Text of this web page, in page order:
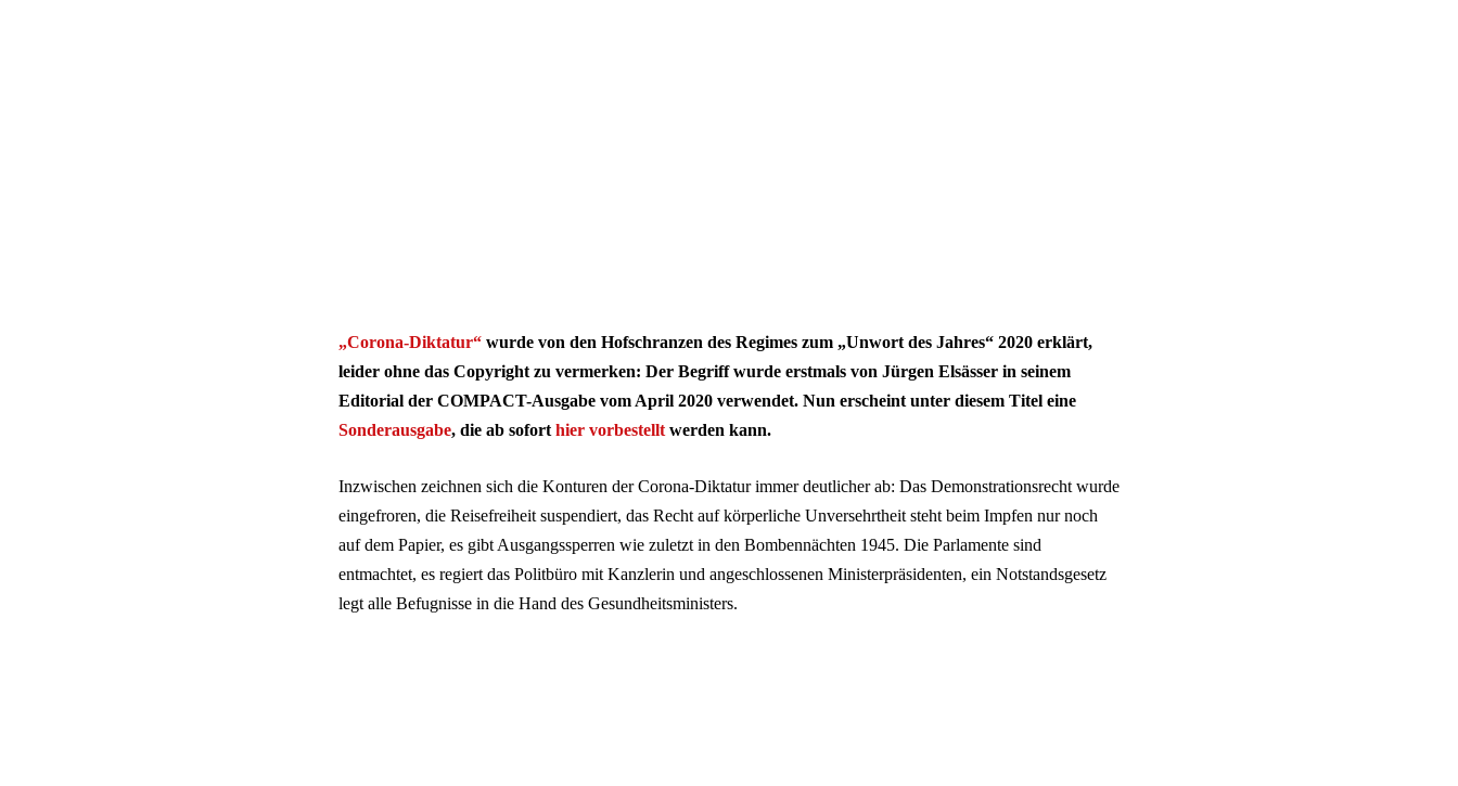
„Corona-Diktatur“ wurde von den Hofschranzen des Regimes zum „Unwort des Jahres“ 2020 erklärt,
leider ohne das Copyright zu vermerken: Der Begriff wurde erstmals von Jürgen Elsässer in seinem
Editorial der COMPACT-Ausgabe vom April 2020 verwendet. Nun erscheint unter diesem Titel eine
Sonderausgabe, die ab sofort hier vorbestellt werden kann.
Inzwischen zeichnen sich die Konturen der Corona-Diktatur immer deutlicher ab: Das Demonstrationsrecht wurde
eingefroren, die Reisefreiheit suspendiert, das Recht auf körperliche Unversehrtheit steht beim Impfen nur noch
auf dem Papier, es gibt Ausgangssperren wie zuletzt in den Bombennächten 1945. Die Parlamente sind
entmachtet, es regiert das Politbüro mit Kanzlerin und angeschlossenen Ministerpräsidenten, ein Notstandsgesetz
legt alle Befugnisse in die Hand des Gesundheitsministers.